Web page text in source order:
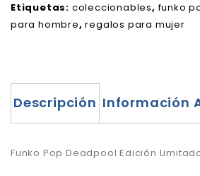
Etiquetas: coleccionables,funko
para hombre,regalos para mujer
Descripción Información
Funko Pop Deadpool Edición